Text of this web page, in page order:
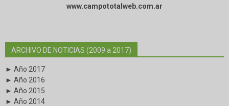
www.campototalweb.com.ar
ARCHIVO DE NOTICIAS (2009 a 2017)
► Año 2017
► Año 2016
► Año 2015
► Año 2014